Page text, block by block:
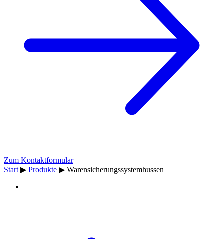
Zum Kontaktformular
Start ▶ Produkte ▶ Warensicherungssystemhussen